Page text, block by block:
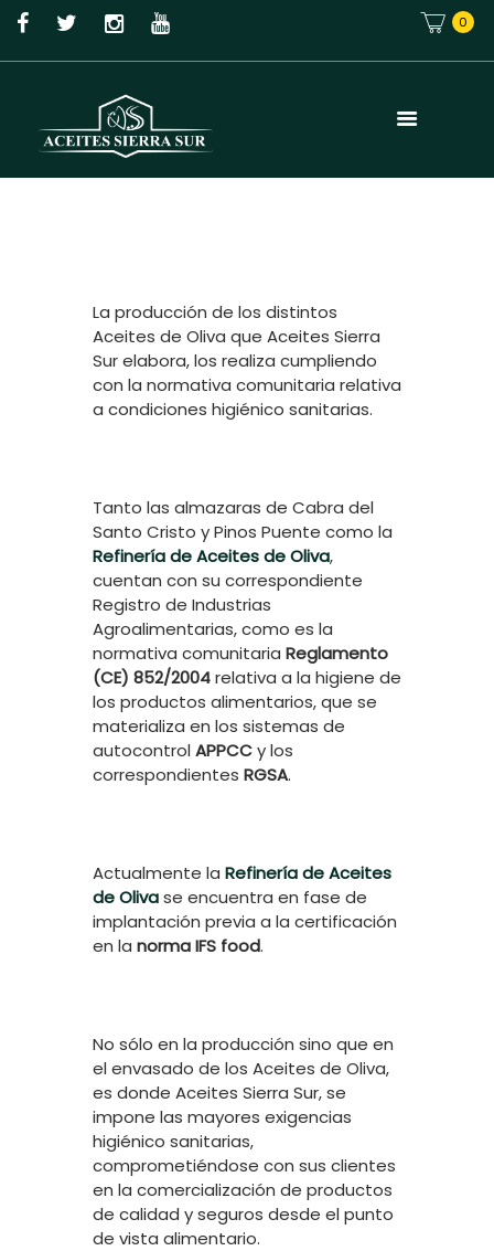
0
La producción de los distintos
Aceites de Oliva que Aceites Sierra
Sur elabora, los realiza cumpliendo
con la normativa comunitaria relativa
a condiciones higiénico sanitarias.
Tanto las almazaras de Cabra del
Santo Cristo y Pinos Puente como la
Refinería de Aceites de Oliva,
cuentan con su correspondiente
Registro de Industrias
Agroalimentarias, como es la
normativa comunitaria Reglamento
(CE) 852/2004relativa a la higiene de
los productos alimentarios, que se
materializa en los sistemas de
autocontrol APPCCy los
correspondientes RGSA.
Actualmente la Refinería de Aceites
de Olivase encuentra en fase de
implantación previa a la certificación
en la norma IFS food.
No sólo en la producción sino que en
el envasado de los Aceites de Oliva,
es donde Aceites Sierra Sur, se
impone las mayores exigencias
higiénico sanitarias,
comprometiéndose con sus clientes
en la comercialización de productos
de calidad y seguros desde el punto
de vista alimentario.